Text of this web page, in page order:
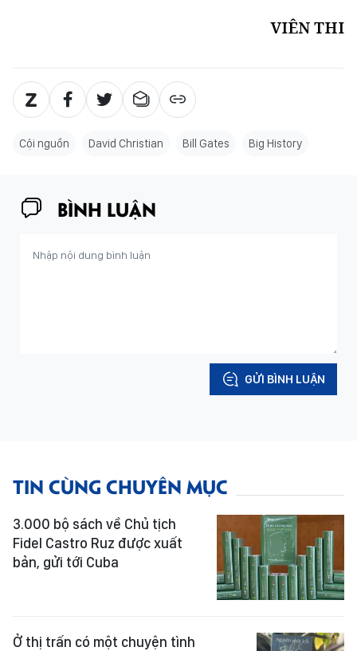
VIÊN THI
Cội nguồn David Christian Bill Gates Big History
BÌNH LUẬN
GỬI BÌNH LUẬN
TIN CÙNG CHUYÊN MỤC
3.000 bộ sách về Chủ tịch
Fidel Castro Ruz được xuất
bản, gửi tới Cuba
Ở thị trấn có một chuyện tình